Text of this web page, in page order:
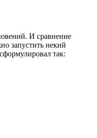
И сравнение
запустить некий
так: